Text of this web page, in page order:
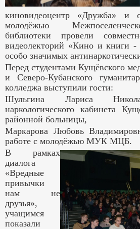
киновидеоцентр «Дружба» и
молодёжью
библиотеки провели
видеолекторий «Кино и книги
особо значимых
Перед студентами Кущёвского
и Северо-Кубанского
колледжа выступили гости:
Шульгина Лариса
наркологического кабинета
районной больницы,
Маркарова Любовь
работе с молодёжью МУК МЦБ.
В рамках
диалога
«Вредные
привычки
нам не
друзья»,
учащимся
показали